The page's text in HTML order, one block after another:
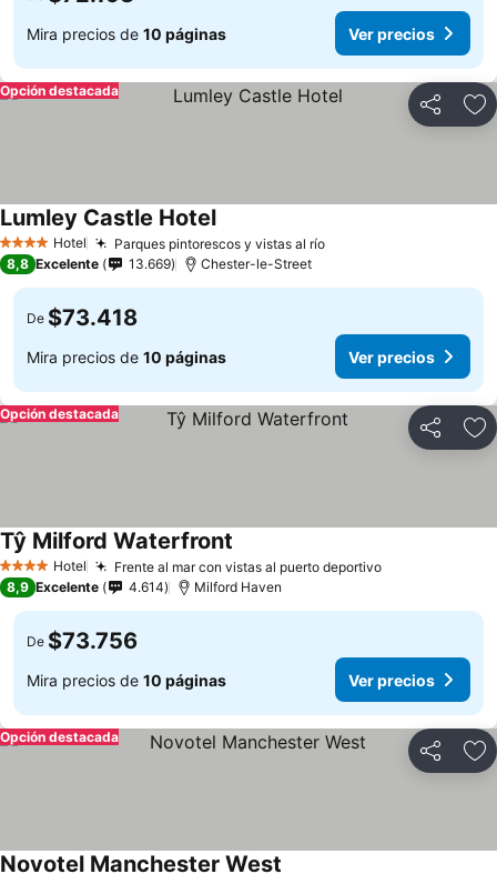
Mira precios de 10 páginas Ver precios
Compartir
Opción destacada
4 EstrellasHotel Parques pintorescos y vistas al río
Lumley Castle Hotel
8,8 Excelente 13.669 Chester-le-Street
De $73.418
Mira precios de 10 páginas Ver precios
Compartir
Opción destacada
4 EstrellasHotel Frente al mar con vistas al puerto deportivo
Tŷ Milford Waterfront
8,9 Excelente 4.614 Milford Haven
De $73.756
Mira precios de 10 páginas Ver precios
Compartir
Opción destacada
Novotel Manchester West